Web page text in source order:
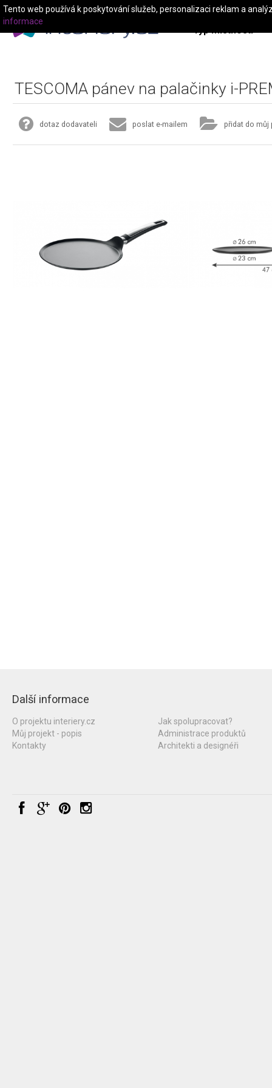
Typ místnosti
TESCOMA pánev na palačinky i-
dotaz dodavateli poslat e-mailem přidat do můj
Další informace
O projektu interiery.cz
Můj projekt - popis
Kontakty
Jak spolupracovat?
Administrace produktů
Architekti a designéři
Tento web používá k poskytování služeb, personalizaci reklam a
informace